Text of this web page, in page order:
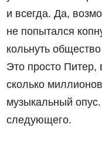
и всегда. Да,
не попытался
кольнуть
Это просто Питер,
сколько
музыкальный
следующего.